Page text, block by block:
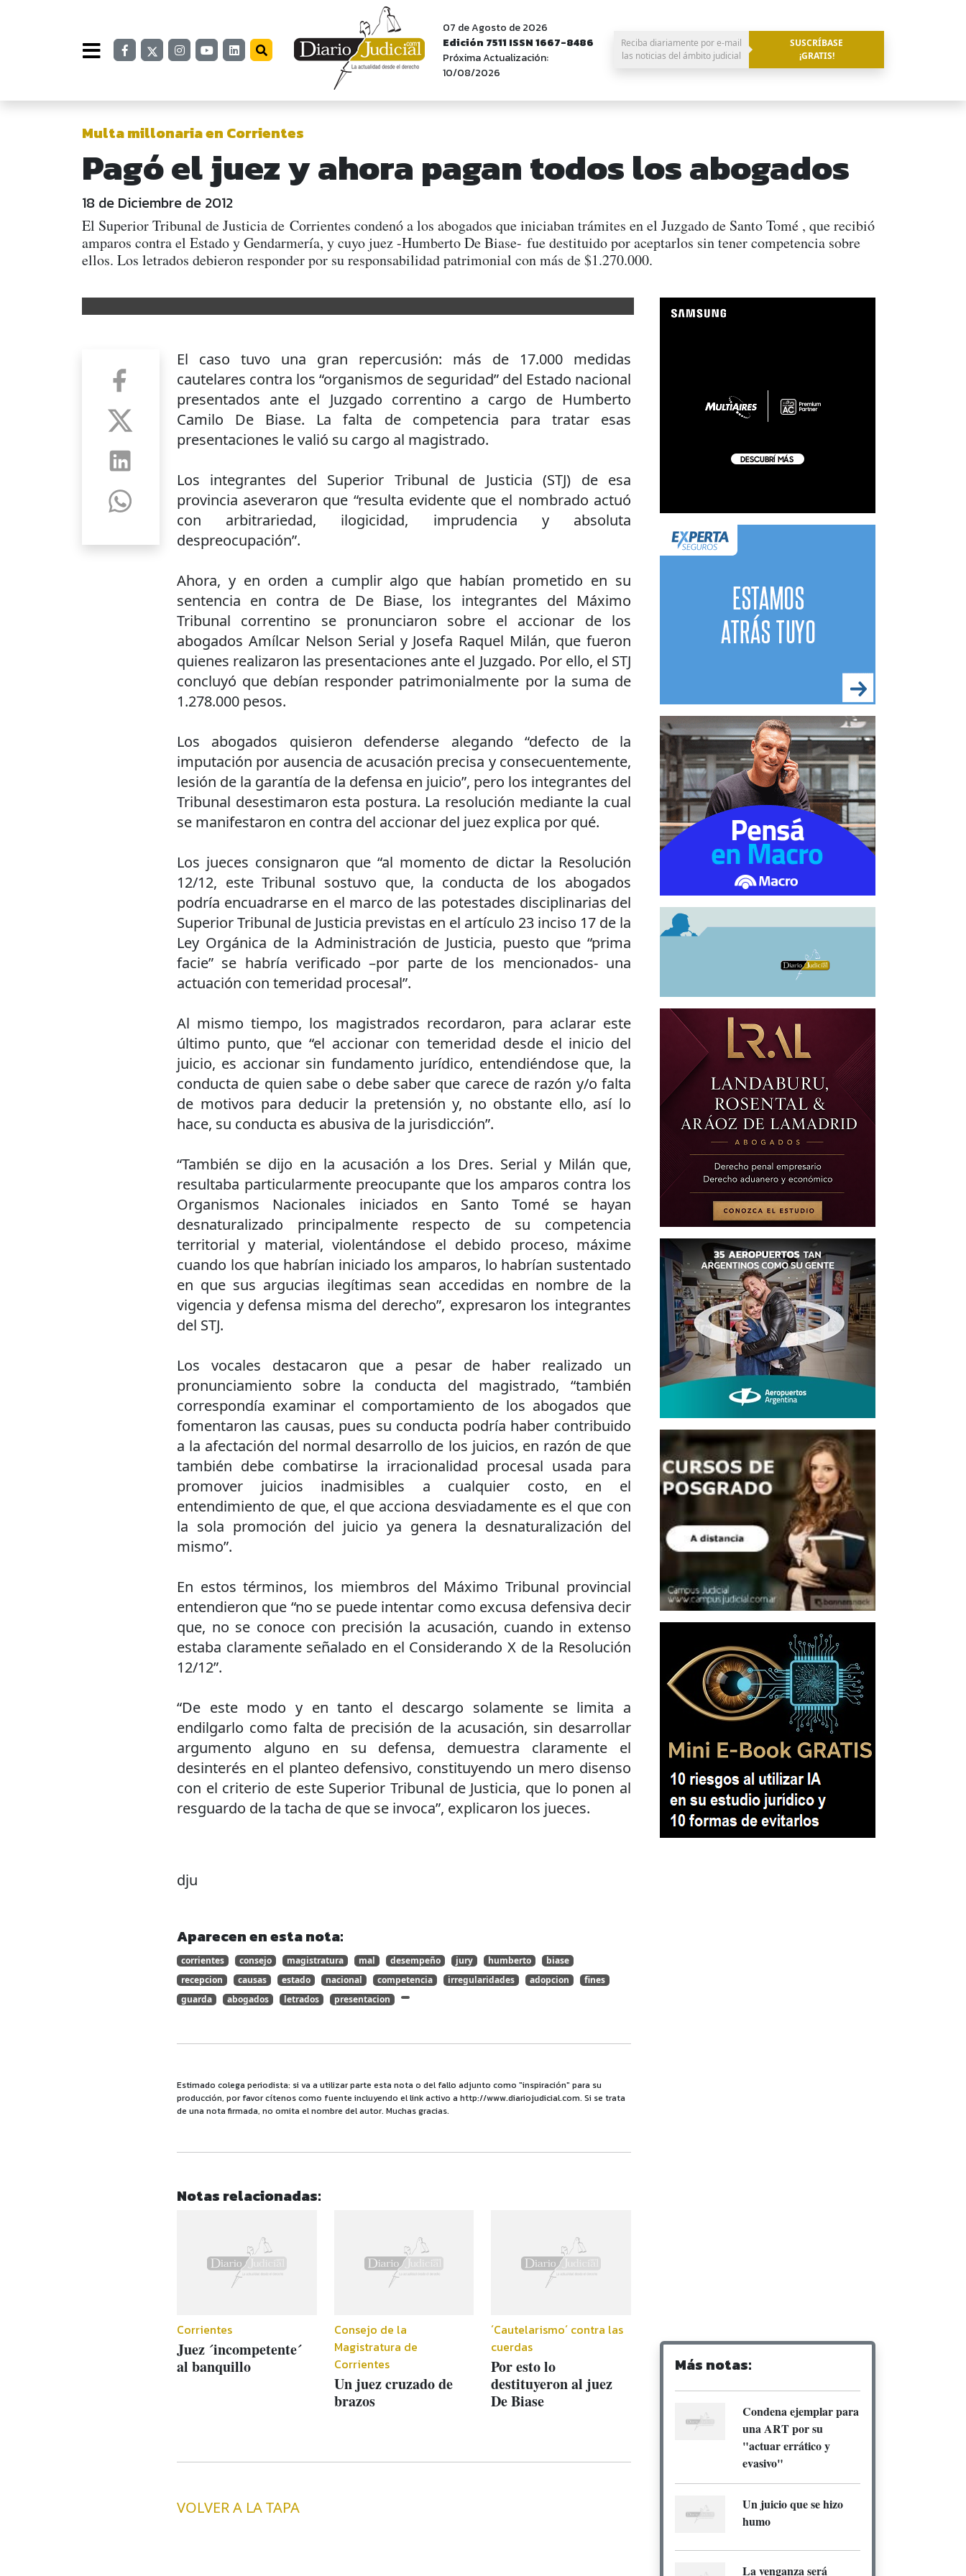
07 de Agosto de 2026
Edición 7511 ISSN 1667-8486
Próxima Actualización:
10/08/2026
Reciba diariamente por e-mail
las noticias del ámbito judicial
SUSCRÍBASE
¡GRATIS!
Multa millonaria en Corrientes
Pagó el juez y ahora pagan todos los abogados
18 de Diciembre de 2012
El Superior Tribunal de Justicia de Corrientes condenó a los abogados que iniciaban trámites en el Juzgado de Santo Tomé , que recibió
amparos contra el Estado y Gendarmería, y cuyo juez -Humberto De Biase- fue destituido por aceptarlos sin tener competencia sobre
ellos. Los letrados debieron responder por su responsabilidad patrimonial con más de $1.270.000.
El caso tuvo una gran repercusión: más de 17.000 medidas
cautelares contra los “organismos de seguridad” del Estado nacional
presentados ante el Juzgado correntino a cargo de Humberto
Camilo De Biase. La falta de competencia para tratar esas
presentaciones le valió su cargo al magistrado.
Los integrantes del Superior Tribunal de Justicia (STJ) de esa
provincia aseveraron que “resulta evidente que el nombrado actuó
con arbitrariedad, ilogicidad, imprudencia y absoluta
despreocupación”.
Ahora, y en orden a cumplir algo que habían prometido en su
sentencia en contra de De Biase, los integrantes del Máximo
Tribunal correntino se pronunciaron sobre el accionar de los
abogados Amílcar Nelson Serial y Josefa Raquel Milán, que fueron
quienes realizaron las presentaciones ante el Juzgado. Por ello, el STJ
concluyó que debían responder patrimonialmente por la suma de
1.278.000 pesos.
Los abogados quisieron defenderse alegando “defecto de la
imputación por ausencia de acusación precisa y consecuentemente,
lesión de la garantía de la defensa en juicio”, pero los integrantes del
Tribunal desestimaron esta postura. La resolución mediante la cual
se manifestaron en contra del accionar del juez explica por qué.
Los jueces consignaron que “al momento de dictar la Resolución
12/12, este Tribunal sostuvo que, la conducta de los abogados
podría encuadrarse en el marco de las potestades disciplinarias del
Superior Tribunal de Justicia previstas en el artículo 23 inciso 17 de la
Ley Orgánica de la Administración de Justicia, puesto que “prima
facie” se habría verificado –por parte de los mencionados- una
actuación con temeridad procesal”.
Al mismo tiempo, los magistrados recordaron, para aclarar este
último punto, que “el accionar con temeridad desde el inicio del
juicio, es accionar sin fundamento jurídico, entendiéndose que, la
conducta de quien sabe o debe saber que carece de razón y/o falta
de motivos para deducir la pretensión y, no obstante ello, así lo
hace, su conducta es abusiva de la jurisdicción”.
“También se dijo en la acusación a los Dres. Serial y Milán que,
resultaba particularmente preocupante que los amparos contra los
Organismos Nacionales iniciados en Santo Tomé se hayan
desnaturalizado principalmente respecto de su competencia
territorial y material, violentándose el debido proceso, máxime
cuando los que habrían iniciado los amparos, lo habrían sustentado
en que sus argucias ilegítimas sean accedidas en nombre de la
vigencia y defensa misma del derecho”, expresaron los integrantes
del STJ.
Los vocales destacaron que a pesar de haber realizado un
pronunciamiento sobre la conducta del magistrado, “también
correspondía examinar el comportamiento de los abogados que
fomentaron las causas, pues su conducta podría haber contribuido
a la afectación del normal desarrollo de los juicios, en razón de que
también debe combatirse la irracionalidad procesal usada para
promover juicios inadmisibles a cualquier costo, en el
entendimiento de que, el que acciona desviadamente es el que con
la sola promoción del juicio ya genera la desnaturalización del
mismo”.
En estos términos, los miembros del Máximo Tribunal provincial
entendieron que “no se puede intentar como excusa defensiva decir
que, no se conoce con precisión la acusación, cuando in extenso
estaba claramente señalado en el Considerando X de la Resolución
12/12”.
“De este modo y en tanto el descargo solamente se limita a
endilgarlo como falta de precisión de la acusación, sin desarrollar
argumento alguno en su defensa, demuestra claramente el
desinterés en el planteo defensivo, constituyendo un mero disenso
con el criterio de este Superior Tribunal de Justicia, que lo ponen al
resguardo de la tacha de que se invoca”, explicaron los jueces.
dju
Aparecen en esta nota:
corrientes consejo magistratura mal desempeño jury humberto
biase
recepcion
causas estado nacional competencia irregularidades adopcion
fines
guarda
abogados letrados presentacion
Estimado colega periodista: si va a utilizar parte esta nota o del fallo adjunto como "inspiración" para su
producción, por favor cítenos como fuente incluyendo el link activo a http://www.diariojudicial.com. Si se trata
de una nota firmada, no omita el nombre del autor. Muchas gracias.
Notas relacionadas:
Corrientes
Juez ´incompetente´
al banquillo
Consejo de la
Magistratura de
Corrientes
Un juez cruzado de
brazos
´Cautelarismo´ contra las
cuerdas
Por esto lo
destituyeron al juez
De Biase
VOLVER A LA TAPA
Más notas:
Condena ejemplar para
una ART por su
"actuar errático y
evasivo"
Un juicio que se hizo
humo
La venganza será